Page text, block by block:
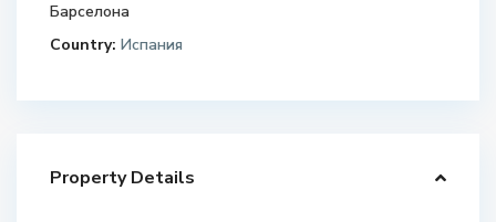
Барселона
Country: Испания
Property Details